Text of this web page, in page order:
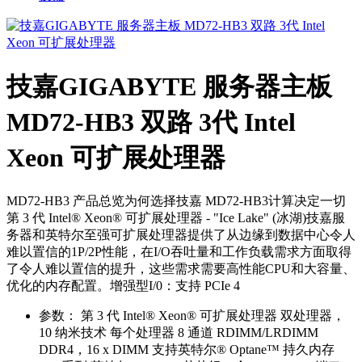
技嘉GIGABYTE 服务器主板
MD72-HB3 双路 3代 Intel
Xeon 可扩展处理器
MD72-HB3 产品总览为何选择技嘉 MD72-HB3计算决定一切
第 3 代 Intel® Xeon® 可扩展处理器 - "Ice Lake" (冰湖)技嘉服
务器和英特尔至强可扩展处理器提供了从边缘到数据中心令人
难以置信的1P/2P性能，在I/O吞吐量和工作负载需求方面取得
了令人难以置信的提升，这些需求需要高性能CPU和大容量、
优化的内存配置。增强型I/0：支持 PCIe 4
参数：
第 3 代 Intel® Xeon® 可扩展处理器 双处理器，
10 纳米技术 每个处理器 8 通道 RDIMM/LRDIMM
DDR4，16 x DIMM 支持英特尔® Optane™ 持久内存